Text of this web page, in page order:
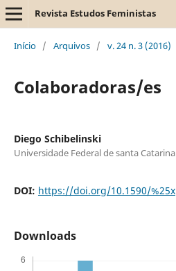
Revista Estudos Feministas
Início / Arquivos / v. 24 n. 3 (2016)
Colaboradoras/es
Diego Schibelinski
Universidade Federal de santa Catarina
DOI: https://doi.org/10.1590/%25x
Downloads